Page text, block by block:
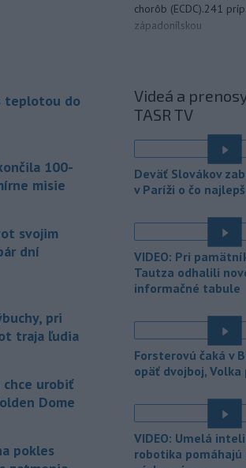
teplotou do
100-
misie
svojim
dní
pri
traja ľudia
chce urobiť
Dome
pokles
chorôb (ECDC).241
západonílskou
uviedla, že
ktorá sa
dvoch stálych
manželský pár - po tom,
niekoľko dní neukázali,
pravdepodobne
07:12 - Ministerstvo
plánuje tento rok
protiraketového
Golden Dome (Zlatá
2027 uskutočniť letové
07:09 - Rokovania
Ománom o situácii v
očakávajú, že dohoda
čoskoro, uviedol v
Reuters nemenovaný
predstaviteľ, píše TASR.
07:01 - Úrady vo
sobotu zatvorili školy
turistické lokality v
Dolphin, ktorý sa blíži k
Videá a
TASR TV
Deväť Slovákov
v Paríži o čo
VIDEO: Pri
Tautza odhalili
informačné tabule
Forsterovú čaká v
opäť dvojboj, Volka
VIDEO: Umelá
robotika pomáhajú